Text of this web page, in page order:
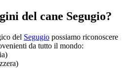
del cane Segugio?
del Segugio possiamo riconoscere
da tutto il mondo: